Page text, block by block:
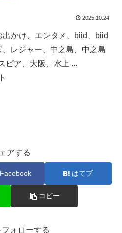
2025.10.24
かけ、エンタメ、biid、biid
レジャー、中之島、中之島
ピア、大阪、水上 ...
アする
Facebook はてブ
コピー
ォローする